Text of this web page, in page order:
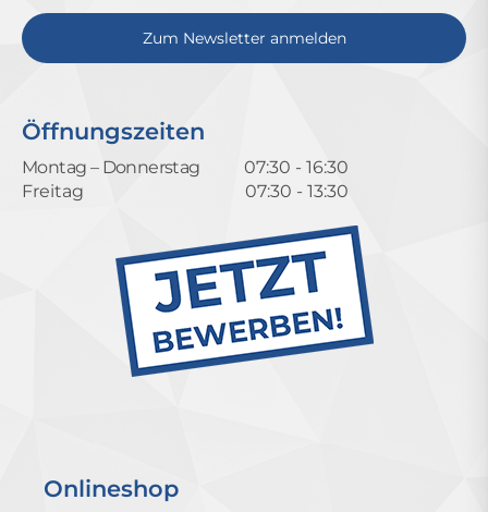
Instagram-
Facebook-
YouTube-
Kanal
LinkedIn-
Profil
Xing-
Profil
Zum Newsletter anmelden
Öffnungszeiten
Montag – Donnerstag
07:30 - 16:30
Freitag
07:30 - 13:30
Onlineshop